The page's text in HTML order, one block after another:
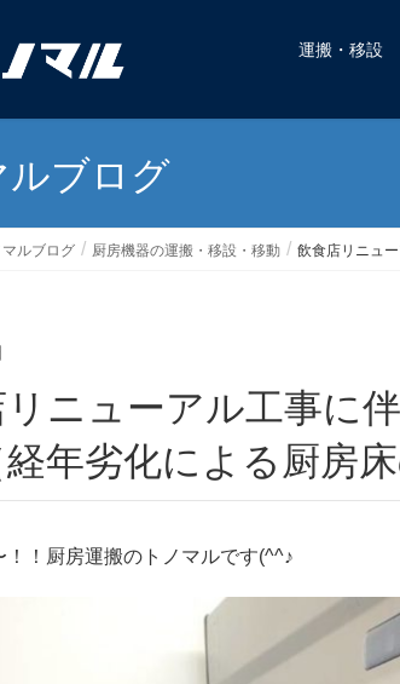
運搬・移設
ルブログ
マルブログ 厨房機器の運搬・移設・移動 飲食店リニュ
年劣化による厨房床
！！厨房運搬のトノマルです(^^♪